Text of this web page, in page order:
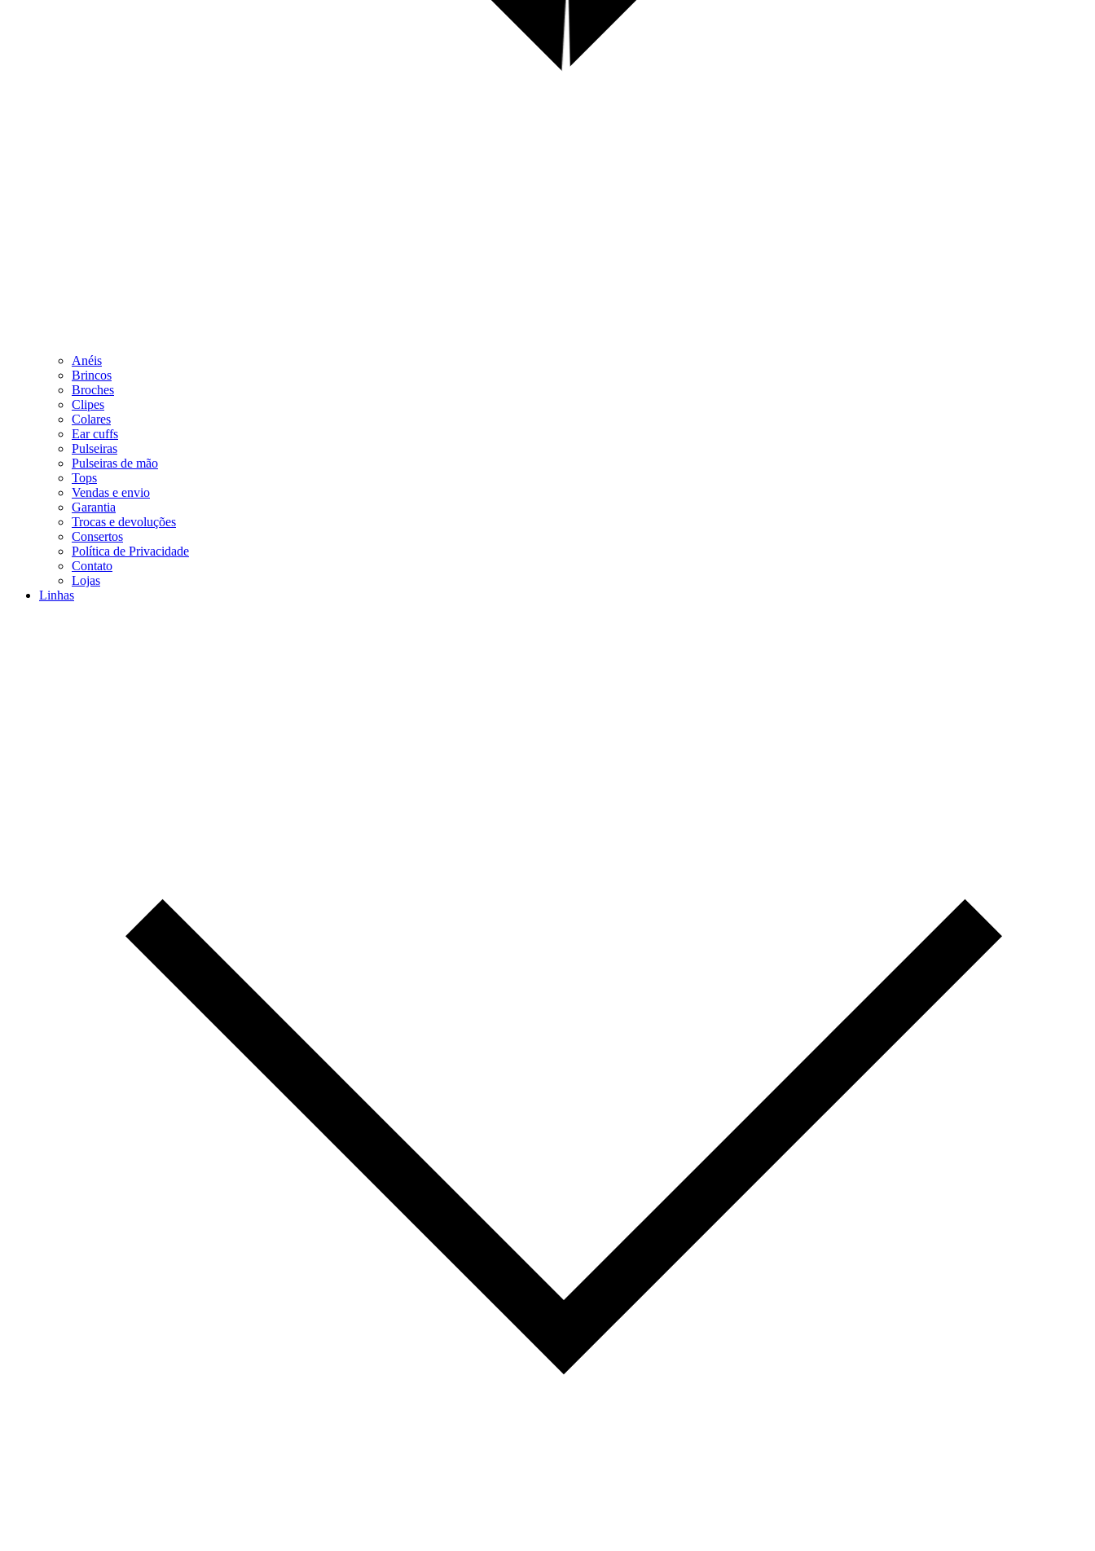
Anéis
Brincos
Broches
Clipes
Colares
Ear cuffs
Pulseiras
Pulseiras de mão
Tops
Vendas e envio
Garantia
Trocas e devoluções
Consertos
Política de Privacidade
Contato
Lojas
Linhas